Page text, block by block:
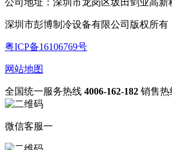
深圳市彭博制冷设备有限公司版权所有
粤ICP备16106769号
网站地图
全国统一服务热线 4006-162-182 销售热
微信客服一